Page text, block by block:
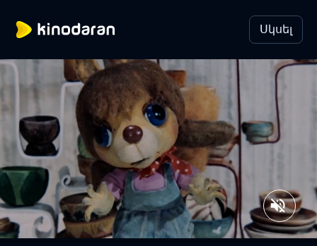
Սկսել